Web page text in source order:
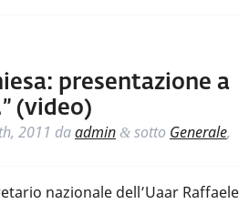
presentazione a
(video)
2011 daadmin & sotto Generale,
nazionale dell’Uaar Raffaele